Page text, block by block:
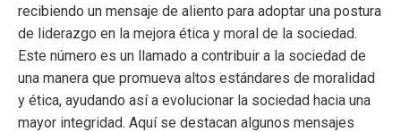
recibiendo un mensaje de aliento para adoptar una postura
de liderazgo en la mejora ética y moral de la sociedad.
Este número es un llamado a contribuir a la sociedad de
una manera que promueva altos estándares de moralidad
y ética, ayudando así a evolucionar la sociedad hacia una
mayor integridad. Aquí se destacan algunos mensajes